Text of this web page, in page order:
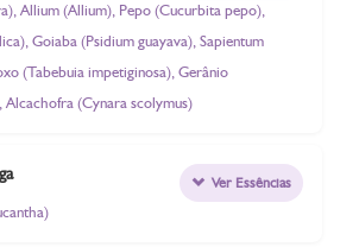
Allium (Allium), Pepo (Cucurbita pepo),
Goiaba (Psidium guayava), Sapientum
(Tabebuia impetiginosa), Gerânio
(Cynara scolymus)
Ver Essências